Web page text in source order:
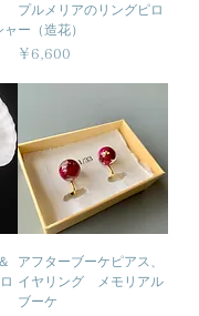
プルメリアのリングピロ
ー（造花）
価格
￥6,600
アフターブーケピアス、
イヤリング メモリアル
ブーケ